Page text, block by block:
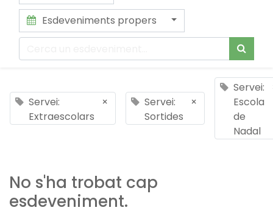
Esdeveniments propers
Servei:
Extraescolars
×
Servei:
Sortides
×
Servei:
Escola
de
Nadal
No s'ha trobat cap
esdeveniment.